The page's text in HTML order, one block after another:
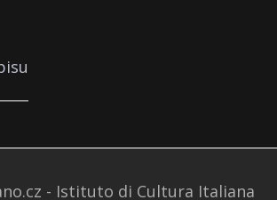
- Istituto di Cultura Italiana